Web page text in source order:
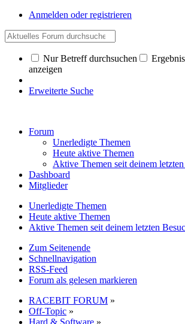
Anmelden oder registrieren
Nur Betreff durchsuchen
anzeigen
Erweiterte Suche
Forum
Unerledigte Themen
Heute aktive Themen
Aktive Themen seit deinem
Dashboard
Mitglieder
Unerledigte Themen
Heute aktive Themen
Aktive Themen seit deinem letzten
Zum Seitenende
Schnellnavigation
RSS-Feed
Forum als gelesen markieren
RACEBIT FORUM »
Off-Topic »
Hard & Software »